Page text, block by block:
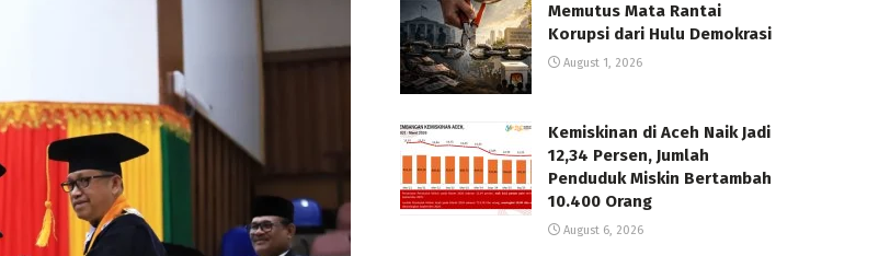
Memutus Mata Rantai
Korupsi dari Hulu Demokrasi
August 1, 2026
Kemiskinan di Aceh Naik Jadi
12,34 Persen, Jumlah
Penduduk Miskin Bertambah
10.400 Orang
August 6, 2026